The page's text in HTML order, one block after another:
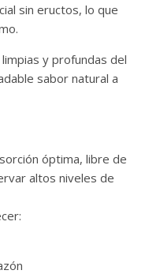
sin eructos, lo que
y profundas del
sabor natural a
óptima, libre de
altos niveles de